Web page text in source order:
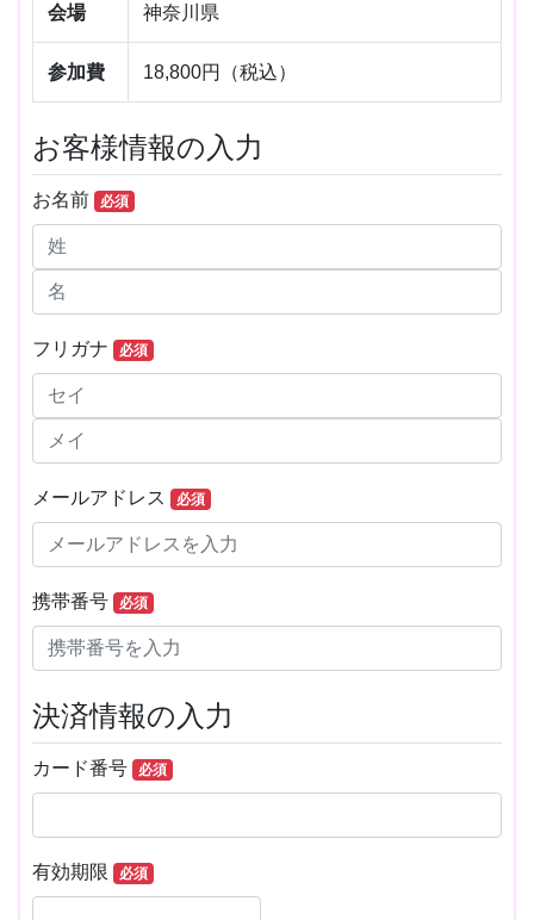
会場 神奈川県
参加費 18,800円（税込）
お客様情報の入力
お名前 必須
フリガナ 必須
メールアドレス 必須
携帯番号 必須
決済情報の入力
カード番号 必須
有効期限 必須